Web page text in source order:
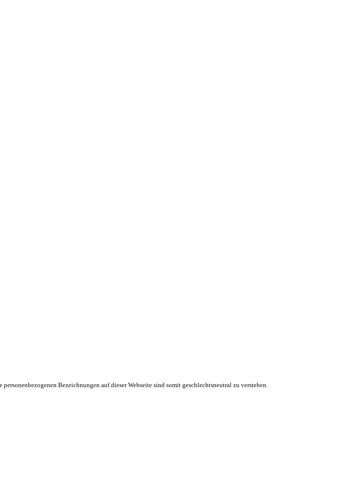
Bezeichnungen auf dieser Webseite sind somit geschlechtsneutral zu verstehen.